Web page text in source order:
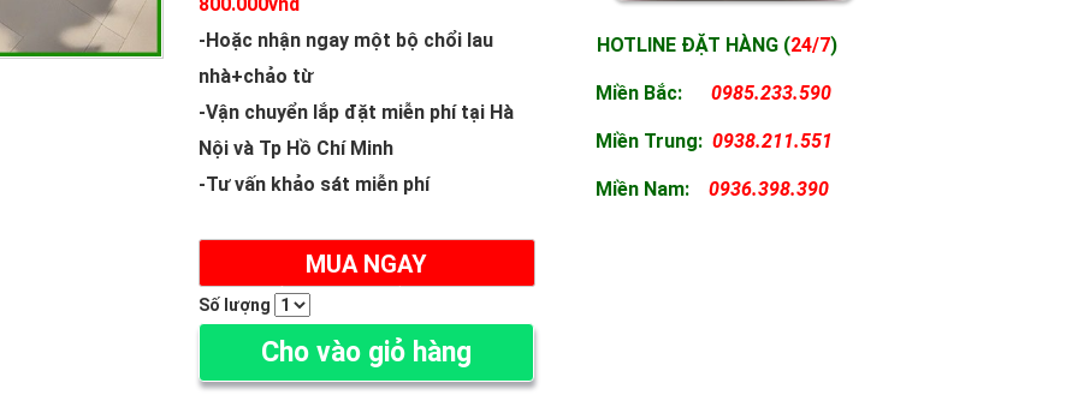
-Hoặc nhận ngay một bộ chổi lau
nhà+chảo từ
-Vận chuyển lắp đặt miễn phí tại Hà
Nội và Tp Hồ Chí Minh
-Tư vấn khảo sát miễn phí
MUA NGAY
(ĐẶT HÀNG ONLINE NHẬN NGAY 500K)
Số lượng
Cho vào giỏ hàng
HOTLINE ĐẶT HÀNG (24/7)
Miền Bắc: 0985.233.590
MiềnTrung: 0938.211.551
MiềnNam: 0936.398.390